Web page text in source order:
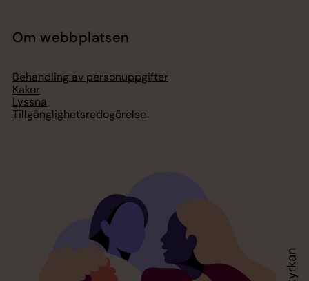
Om webbplatsen
Behandling av personuppgifter
Kakor
Lyssna
Tillgänglighetsredogörelse